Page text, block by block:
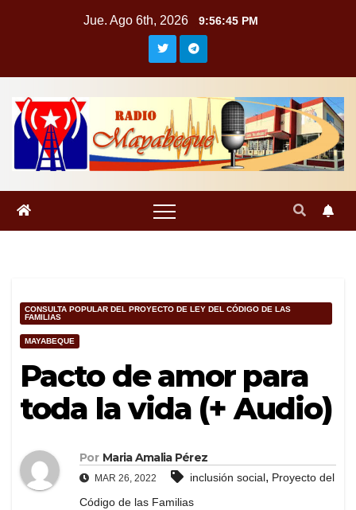
Jue. Ago 6th, 2026 9:56:45 PM
CONSULTA POPULAR DEL PROYECTO DE LEY DEL CÓDIGO DE LAS
FAMILIAS
MAYABEQUE
Pacto de amor para
toda la vida (+ Audio)
Por Maria Amalia Pérez
MAR 26, 2022 inclusión social, Proyecto del
Código de las Familias